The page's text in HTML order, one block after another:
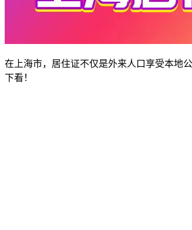
在上海市，居住证不仅是外来人口享受本地
下看！